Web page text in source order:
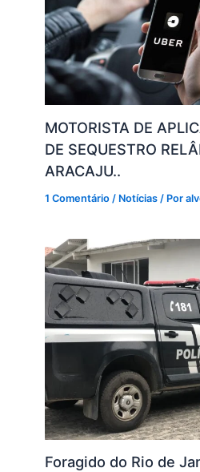
MOTORISTA DE
DE SEQUESTRO
ARACAJU..
1 Comentário / Notícias / Por
Foragido do Rio de